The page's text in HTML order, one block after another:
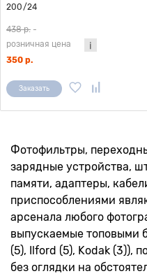
200/24
438 р. -
розничная цена
350 р.
Заказать
Фотофильтры,
зарядные устройства,
памяти, адаптеры,
приспособлениями
арсенала любого
выпускаемые топовыми
(5), Ilford (5), Kodak (3)),
без оглядки на